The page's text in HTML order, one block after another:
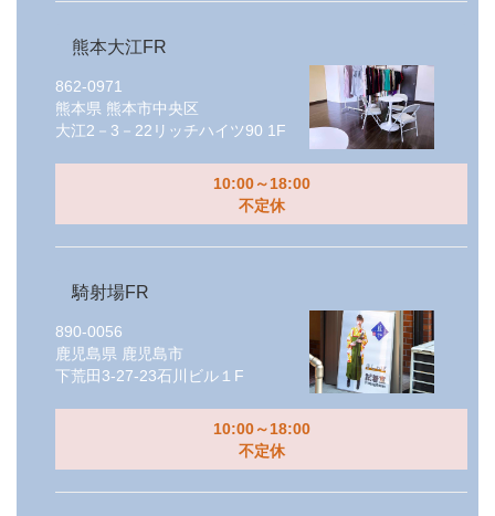
熊本大江FR
862-0971
熊本県 熊本市中央区
大江2－3－22リッチハイツ90 1F
10:00～18:00
不定休
騎射場FR
890-0056
鹿児島県 鹿児島市
下荒田3-27-23石川ビル１F
10:00～18:00
不定休